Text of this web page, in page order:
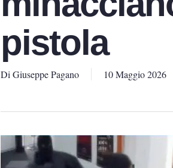
pistola
Di Giuseppe Pagano 10 Maggio 2026